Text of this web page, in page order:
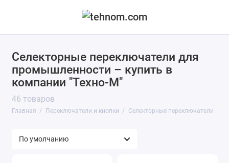
Селекторные переключатели для
промышленности – купить в
компании "Техно-М"
46 товаров
Главная Переключатели и кнопки Селекторные переключатели
Кнопочные выключатели
Селекторные переключатели
Селекторные переключатели с ключом